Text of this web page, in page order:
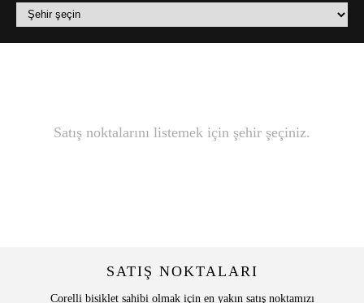
Satış noktalarını listemek için şehir şeçiniz.
SATIŞ NOKTALARI
Corelli bisiklet sahibi olmak için en yakın satış noktamızı